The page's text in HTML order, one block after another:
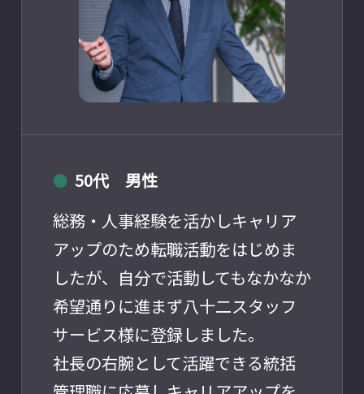
● 50代 男性
総務・人事経験を活かしキャリア
アップのため転職活動をはじめま
したが、自分で活動してもなかなか
希望通りに進まず八十二スタッフ
サービス様に登録しました。
社長の右腕として活躍できる統括